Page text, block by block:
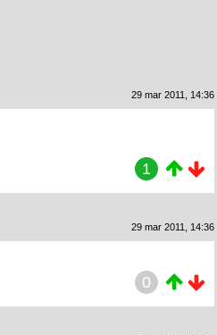
29 mar 2011, 14:36
1
29 mar 2011, 14:36
0